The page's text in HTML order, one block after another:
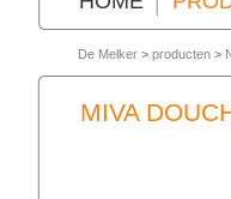
De Melker > producten >
MIVA